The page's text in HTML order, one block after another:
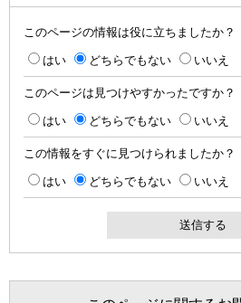
このページの情報は役に立ちましたか？
はい どちらでもない いいえ
このページは見つけやすかったですか？
はい どちらでもない いいえ
この情報をすぐに見つけられましたか？
はい どちらでもない いいえ